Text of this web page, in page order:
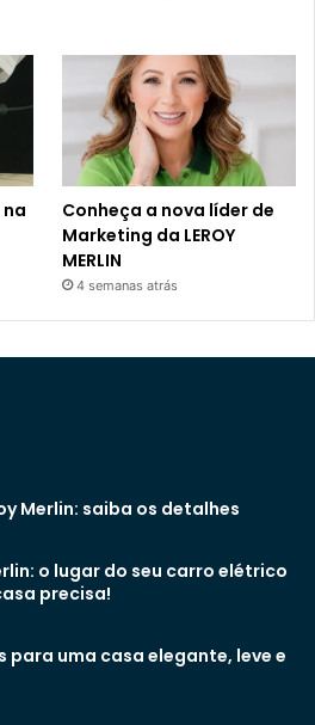
Conheça a nova líder de
Marketing da LEROY
MERLIN
4 semanas atrás
Merlin: saiba os detalhes
o lugar do seu carro elétrico
precisa!
para uma casa elegante, leve e